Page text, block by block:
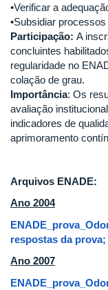
•Verificar a
•Subsidiar
Participação: A
concluintes
regularidade no
colação de grau.
Importância: Os
avaliação
indicadores de
aprimoramento
Arquivos ENADE:
Ano 2004
respostas da prova;
Ano 2007